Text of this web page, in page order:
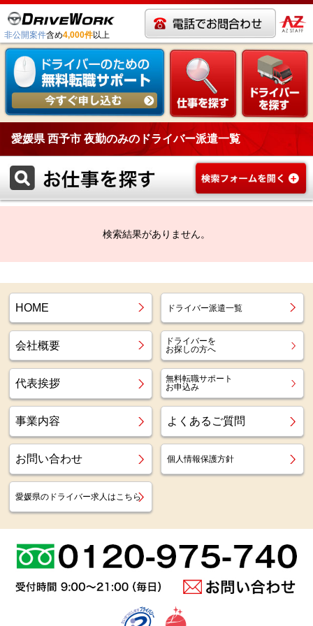
非公開案件含め4,000件以上
愛媛県 西予市 夜勤のみのドライバー派遣一覧
検索結果がありません。
HOME ドライバー派遣一覧
会社概要
ドライバーを
お探しの方へ
代表挨拶
無料転職サポート
お申込み
事業内容 よくあるご質問
お問い合わせ 個人情報保護方針
愛媛県のドライバー求人はこちら